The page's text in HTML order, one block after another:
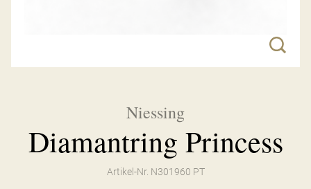
Niessing
Diamantring Princess
Artikel-Nr. N301960 PT